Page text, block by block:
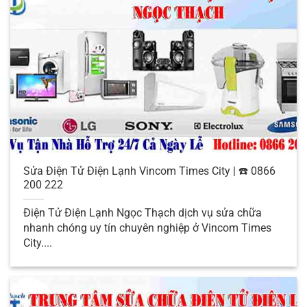
tìm hiểu về điện lạnh rõ hơn nhé.
Điện Lạnh Là Gì ?
Lạnh Là Gì ?
Sửa Điện Tử Điện Lạnh Vincom Times City | ☎️ 0866
200 222
Điện Tử Điện Lạnh Ngọc Thạch dịch vụ sửa chữa
nhanh chóng uy tín chuyên nghiệp ở Vincom Times
City....